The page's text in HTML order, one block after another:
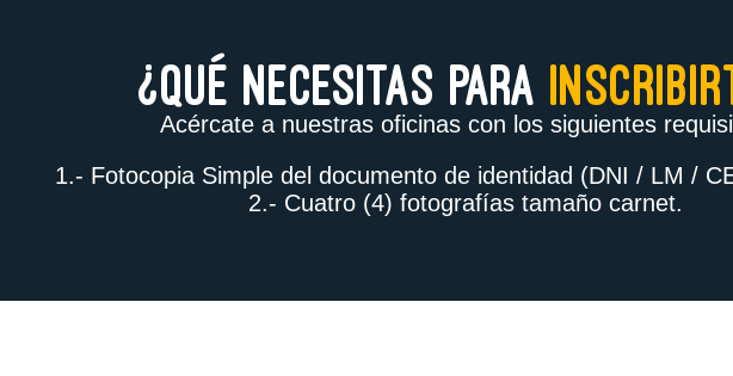
¿QUÉ NECESITAS PARA
Acércate a nuestras oficinas con los siguientes
1.- Fotocopia Simple del documento de identidad (DNI / LM /
2.- Cuatro (4) fotografías tamaño carnet.